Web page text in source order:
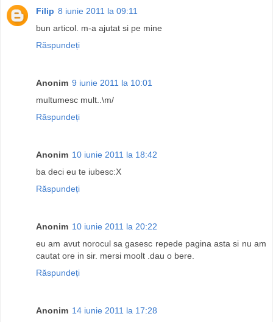
Filip 8 iunie 2011 la 09:11
bun articol. m-a ajutat si pe mine
Răspundeți
Anonim 9 iunie 2011 la 10:01
multumesc mult..\m/
Răspundeți
Anonim 10 iunie 2011 la 18:42
ba deci eu te iubesc:X
Răspundeți
Anonim 10 iunie 2011 la 20:22
eu am avut norocul sa gasesc repede pagina asta si nu am
cautat ore in sir. mersi moolt .dau o bere.
Răspundeți
Anonim 14 iunie 2011 la 17:28